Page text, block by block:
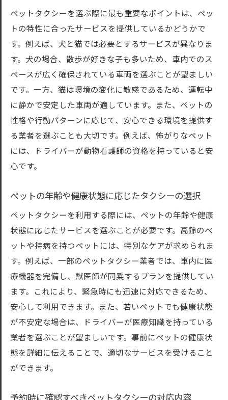
ペットタクシーを選ぶ際に最も重要なポイントは、ペッ
トの特性に合ったサービスを提供しているかどうかで
す。例えば、犬と猫では必要とするサービスが異なりま
す。犬の場合、散歩が好きな子も多いため、車内でのス
ペースが広く確保されている車両を選ぶことが望ましい
です。一方、猫は環境の変化に敏感であるため、運転中
に静かで安定した車両が適しています。また、ペットの
性格や行動パターンに応じて、安心できる環境を提供す
る業者を選ぶことも大切です。例えば、怖がりなペット
には、ドライバーが動物看護師の資格を持っていると安
心です。
ペットの年齢や健康状態に応じたタクシーの選択
ペットタクシーを利用する際には、ペットの年齢や健康
状態に応じたサービスを選ぶことが必要です。高齢のペ
ットや持病を持つペットには、特別なケアが求められま
す。例えば、一部のペットタクシー業者では、車内に医
療機器を完備し、獣医師が同乗するプランを提供してい
ます。これにより、緊急時にも迅速に対応できるため、
安心して利用できます。また、若いペットでも健康状態
が不安定な場合は、ドライバーが医療知識を持っている
業者を選ぶことが望ましいです。事前にペットの健康状
態を詳細に伝えることで、適切なサービスを受けること
ができます。
予約時に確認すべきペットタクシーの対応内容